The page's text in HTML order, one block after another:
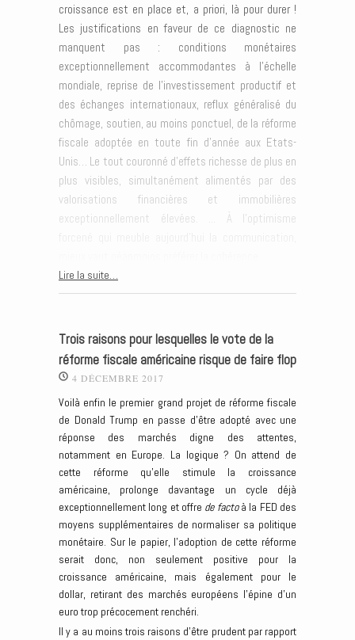
croissance est en place et, a priori, là pour durer !
Les justifications en faveur de ce diagnostic ne
manquent pas : conditions monétaires
exceptionnellement accommodantes à l’échelle
mondiale, reprise de l’investissement productif et
des échanges internationaux, reflux généralisé du
chômage, soutien, au moins ponctuel, de la réforme
fiscale adoptée en toute fin d’année aux Etats-
Unis… Le tout couronné d’effets richesse de plus en
plus visibles, simultanément alimentés par des
valorisations financières et immobilières
exceptionnellement élevées. ... À l'optimisme
Lire la suite…
Trois raisons pour lesquelles le vote de la
réforme fiscale américaine risque de faire flop
4 DÉCEMBRE 2017
Voilà enfin le premier grand projet de réforme fiscale
de Donald Trump en passe d’être adopté avec une
réponse des marchés digne des attentes,
notamment en Europe. La logique ? On attend de
cette réforme qu’elle stimule la croissance
américaine, prolonge davantage un cycle déjà
exceptionnellement long et offre de factoà la FED des
moyens supplémentaires de normaliser sa politique
monétaire. Sur le papier, l’adoption de cette réforme
serait donc, non seulement positive pour la
croissance américaine, mais également pour le
dollar, retirant des marchés européens l’épine d’un
euro trop précocement renchéri.
Il y a au moins trois raisons d’être prudent par rapport